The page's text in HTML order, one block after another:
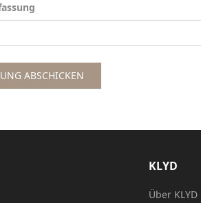
ABSCHICKEN
KLYD
Über KLYD